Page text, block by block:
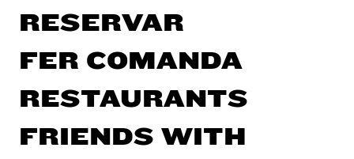
RESERVAR
FER COMANDA
RESTAURANTS
FRIENDS WITH